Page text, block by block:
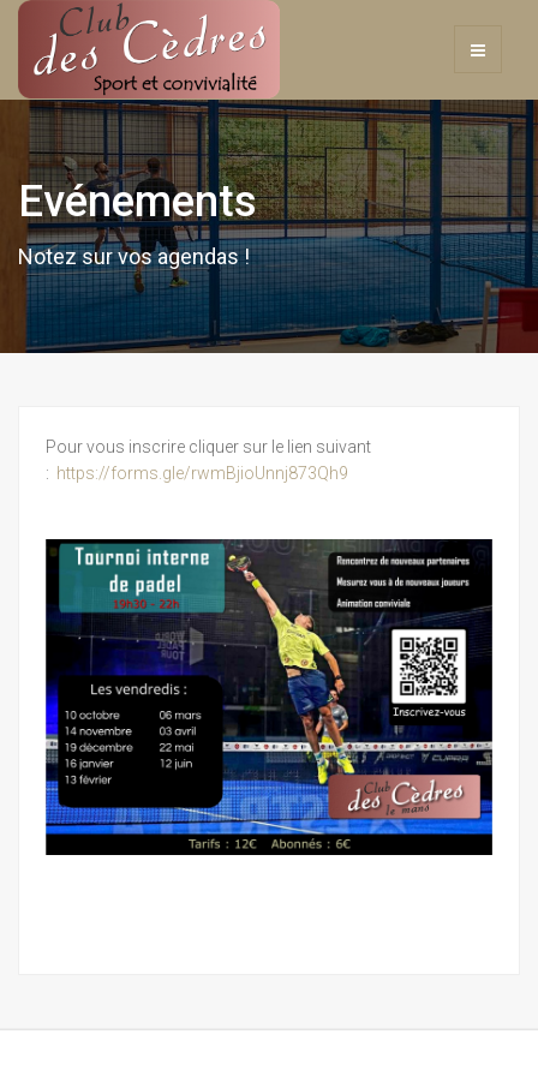
Evénements
Notez sur vos agendas !
Pour vous inscrire cliquer sur le lien suivant
: https://forms.gle/rwmBjioUnnj873Qh9